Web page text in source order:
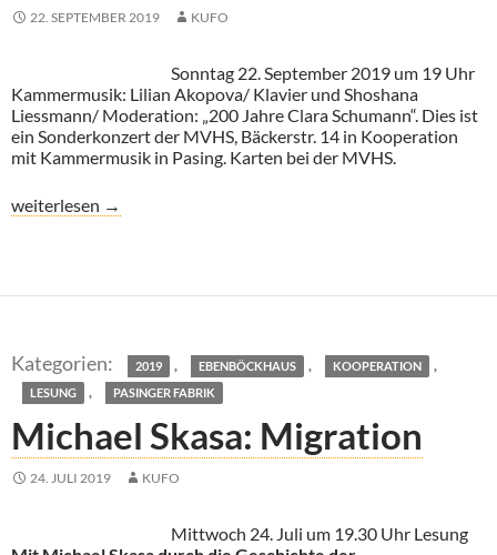
22. SEPTEMBER 2019 KUFO
Sonntag 22. September 2019 um 19 Uhr
Kammermusik: Lilian Akopova/ Klavier und Shoshana
Liessmann/ Moderation: „200 Jahre Clara Schumann“. Dies ist
ein Sonderkonzert der MVHS, Bäckerstr. 14 in Kooperation
mit Kammermusik in Pasing. Karten bei der MVHS.
Kammermusik: 200 Jahre Clara Schumann
weiterlesen →
2019 , EBENBÖCKHAUS , KOOPERATION ,
LESUNG , PASINGER FABRIK
Michael Skasa: Migration
24. JULI 2019 KUFO
Mittwoch 24. Juli um 19.30 Uhr Lesung